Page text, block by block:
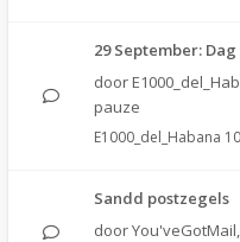
29 September:
door
pauze
E1000_del_Habana
Sandd postzegels
doorYou'veGotMail,